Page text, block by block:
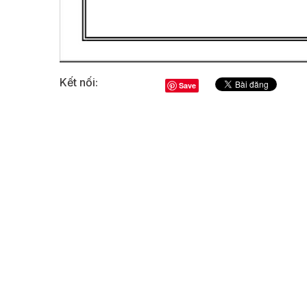
Kết nối: Save